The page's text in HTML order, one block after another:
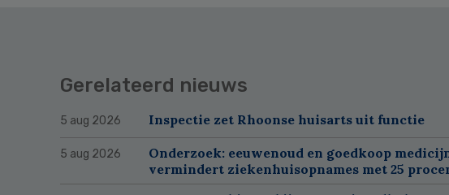
Gerelateerd nieuws
5 aug 2026 Inspectie zet Rhoonse huisarts uit functie
5 aug 2026
Onderzoek: eeuwenoud en goedkoop
vermindert ziekenhuisopnames met 25